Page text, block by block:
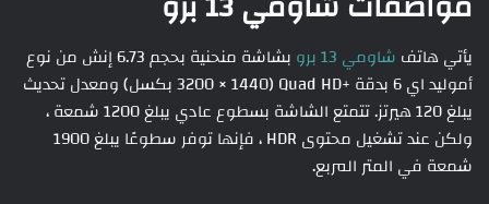
يأتي هاتف شاومي 13 برو
بشاشة منحنية بحجم 6.73 إنش من نوع
أموليد اي 6 بدقة +Quad HD (3200 × 1440 بكسل) ومعدل تحديث
يبلغ 120 هيرتز. تتمتع الشاشة بسطوع عادي يبلغ 1200 شمعة ،
ولكن عند تشغيل محتوى HDR ، فإنها توفر سطوعًا يبلغ 1900
شمعة في المتر المربع.